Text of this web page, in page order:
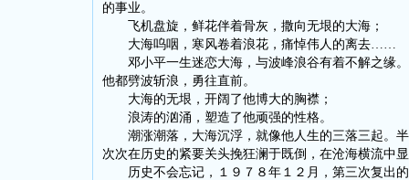
的事业。
飞机盘旋，鲜花伴着骨灰，撒向无垠的大海；
大海呜咽，寒风卷着浪花，痛悼伟人的离去……
邓小平一生迷恋大海，与波峰浪谷有着不解之缘。
他都劈波斩浪，勇往直前。
大海的无垠，开阔了他博大的胸襟；
浪涛的汹涌，塑造了他顽强的性格。
潮涨潮落，大海沉浮，就像他人生的三落三起。半
次次在历史的紧要关头挽狂澜于既倒，在沧海横流中
历史不会忘记，１９７８年１２月，第三次复出的